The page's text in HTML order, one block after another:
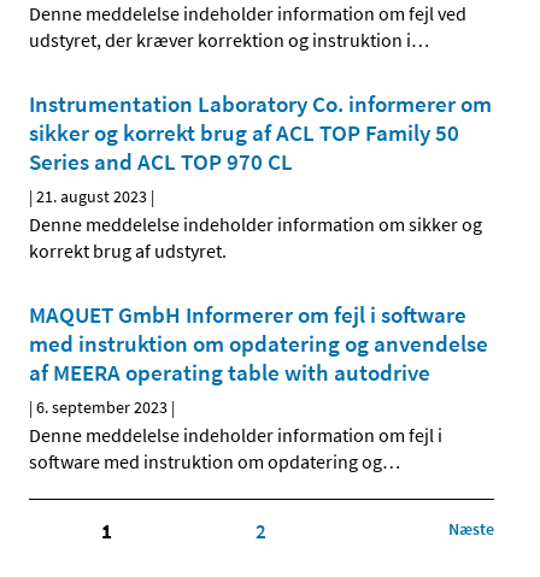
Denne meddelelse indeholder information om fejl ved
udstyret, der kræver korrektion og instruktion i…
Instrumentation Laboratory Co. informerer om
sikker og korrekt brug af ACL TOP Family 50
Series and ACL TOP 970 CL
|21. august 2023 |
Denne meddelelse indeholder information om sikker og
korrekt brug af udstyret.
MAQUET GmbH Informerer om fejl i software
med instruktion om opdatering og anvendelse
af MEERA operating table with autodrive
|6. september 2023 |
Denne meddelelse indeholder information om fejl i
software med instruktion om opdatering og…
1 2 Næste